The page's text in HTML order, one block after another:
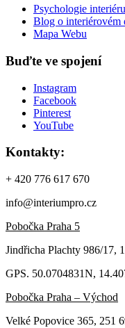
Psychologie interiéru
Blog o interiérovém
Mapa Webu
Buďte ve spojení
Instagram
Facebook
Pinterest
YouTube
Kontakty:
+ 420 776 617 670
info@interiumpro.cz
Pobočka Praha 5
Jindřicha Plachty 986/17,
GPS. 50.0704831N,
Pobočka Praha – Východ
Velké Popovice 365, 251